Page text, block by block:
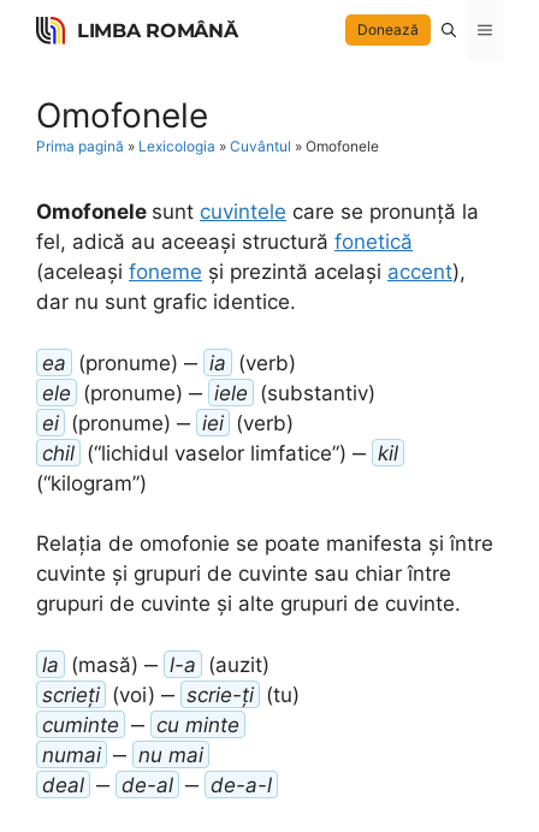
Skip
LIMBA ROMÂNĂ Donează Menu
Omofonele
Prima pagină » Lexicologia » Cuvântul » Omofonele
Omofonele sunt cuvintele care se pronunță la
fel, adică au aceeași structură fonetică
(aceleași foneme și prezintă același accent),
dar nu sunt grafic identice.
ea (pronume) ‒ ia (verb)
ele (pronume) ‒ iele (substantiv)
ei (pronume) ‒ iei (verb)
chil (“lichidul vaselor limfatice”) ‒ kil
(“kilogram”)
Relația de omofonie se poate manifesta și între
cuvinte și grupuri de cuvinte sau chiar între
grupuri de cuvinte și alte grupuri de cuvinte.
la (masă) ‒ l-a (auzit)
scrieți (voi) ‒ scrie-ți (tu)
cuminte ‒ cu minte
numai ‒ nu mai
deal ‒ de-al ‒ de-a-l